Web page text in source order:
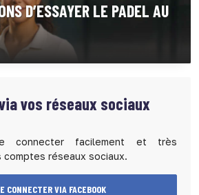
D’ESSAYER LE PADEL AU
vos réseaux sociaux
connecter facilement et très
comptes réseaux sociaux.
CONNECTER VIA FACEBOOK